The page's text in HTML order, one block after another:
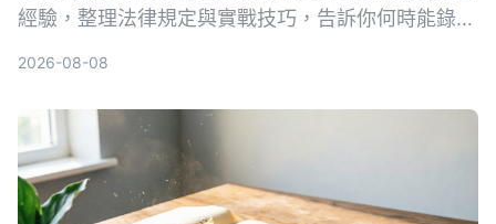
經驗，整理法律規定與實戰技巧，告訴你何時能錄、
2026-08-08